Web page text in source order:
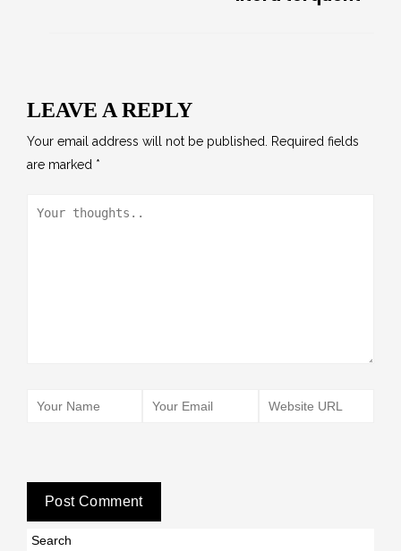
LEAVE A REPLY
Your email address will not be published.
Required fields
are marked *
Search